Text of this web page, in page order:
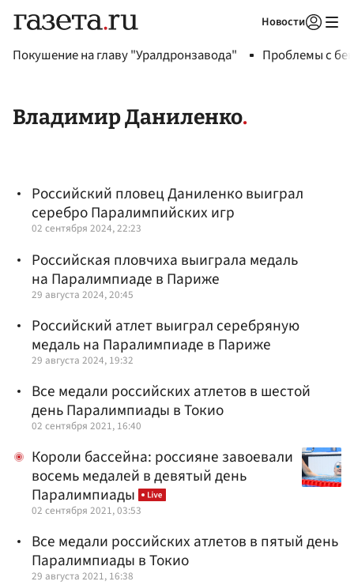
Новости
Покушение на главу "Уралдронзавода" Проблемы с
Владимир Даниленко
Российский пловец Даниленко выиграл
серебро Паралимпийских игр
02 сентября 2024, 22:23
Российская пловчиха выиграла медаль
на Паралимпиаде в Париже
29 августа 2024, 20:45
Российский атлет выиграл серебряную
медаль на Паралимпиаде в Париже
29 августа 2024, 19:32
Все медали российских атлетов в шестой
день Паралимпиады в Токио
02 сентября 2021, 16:40
Короли бассейна: россияне завоевали
восемь медалей в девятый день
Паралимпиады
02 сентября 2021, 03:53
Все медали российских атлетов в пятый день
Паралимпиады в Токио
29 августа 2021, 16:38